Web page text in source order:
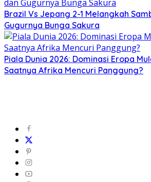
Brazil Vs Jepang 2-1 Melangkah
Gugurnya Bunga Sakura
Piala Dunia 2026: Dominasi Eropa
Saatnya Afrika Mencuri Panggung?